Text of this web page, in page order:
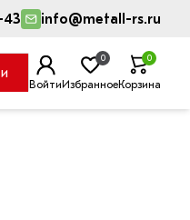
43 info@metall-rs.ru
ВойтиИзбранное
0
Корзина
0